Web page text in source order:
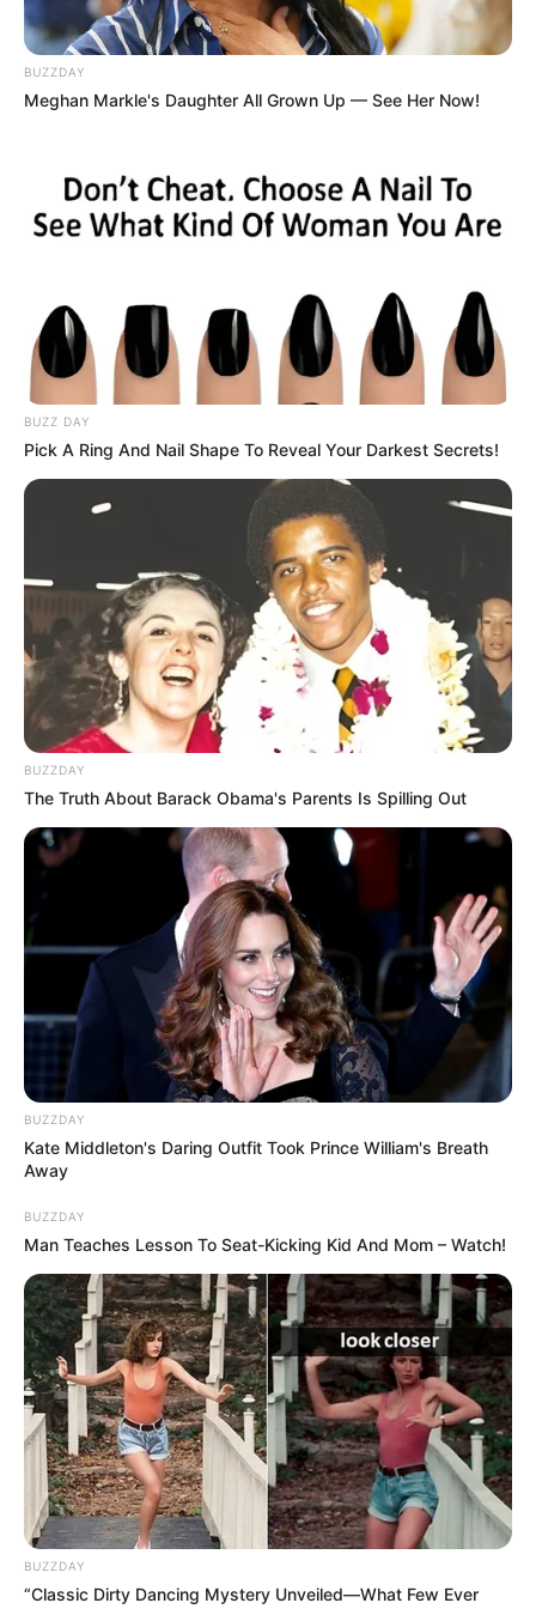
01Ανήλικος έγινε στόχος απατεώνων – Μετά από
21/09/2024, 19:06 1 min read
02 ΑΣΤΥΝΟΜΙΚΆ
την άμεση δράση μετά από καταδίωξη – Βγήκε
από τη φυλακή και έκλεβε αυτοκίνητα
1 min read
03 ΕΛΛΆΔΑ
Σοβαρό τροχαίο ατύχημα στην Εύβοια με
τραυματίες – Αυτοκίνητο έπεσε από μεγάλο
1 min read
04 ΑΣΤΥΝΟΜΙΚΆ
Απάτη- μαμούθ σε βάρος του ΕΟΠΥΥ: Δύο γιατροί
και τρεις φαρμακοποιοί προφυλακίστηκαν
20/09/2024, 18:16 1 min read
05 ΑΣΤΥΝΟΜΙΚΆ
Θύμα εκβιασμού έπεσε ανήλικος – Άγνωστος
κοινοποίησε προσωπικές του στιγμές
21/09/2024, 13:19·1 min read
Οι σημαντικότερες ειδήσεις κάθε πρωί.
ΕΓΓΡΑΦΉ
POPULAR TOPICS
Featured
Κρήτη
Παναθηναϊκά νέα σήμερα
Ληστεία
Καιρός
Κυριάκος Μητσοτάκης
Δολοφονία
Παναθηναϊκός
Χανιά
Αστυνομία Βόλος Θέματα ΗΠΑ
Σχετικά με το Newstok +
Ειδήσεις
BUZZDAY
Meghan Markle's Daughter All Grown Up — See Her Now!
BUZZ DAY
Pick A Ring And Nail Shape To Reveal Your Darkest Secrets!
BUZZDAY
The Truth About Barack Obama's Parents Is Spilling Out
BUZZDAY
Kate Middleton's Daring Outfit Took Prince William's Breath
Away
BUZZDAY
Man Teaches Lesson To Seat-Kicking Kid And Mom – Watch!
BUZZDAY
“Classic Dirty Dancing Mystery Unveiled—What Few Ever